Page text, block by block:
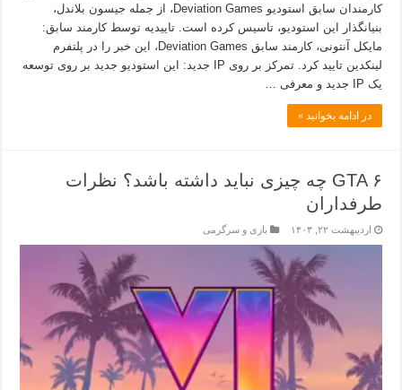
کارمندان سابق استودیو Deviation Games، از جمله جیسون بلاندل،
بنیانگذار این استودیو، تاسیس کرده است. تاییدیه توسط کارمند سابق:
مایکل آنتونی، کارمند سابق Deviation Games، این خبر را در پلتفرم
لینکدین تایید کرد. تمرکز بر روی IP جدید: این استودیو جدید بر روی توسعه
یک IP جدید و معرفی …
در ادامه بخوانید »
GTA ۶ چه چیزی نباید داشته باشد؟ نظرات
طرفداران
اردیبهشت ۲۲, ۱۴۰۳ بازی و سرگرمی